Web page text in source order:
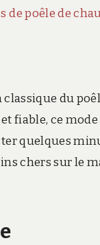
de poêle de
classique du
fiable, ce
quelques
chers sur le